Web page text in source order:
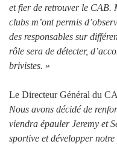
et fier de retrouver le CAB.
clubs m’ont permis
des responsables sur
rôle sera de détecter,
brivistes. »
Le Directeur Général du
Nous avons décidé de
viendra épauler Jeremy et
sportive et développer